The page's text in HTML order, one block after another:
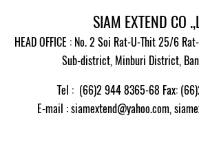
SIAM EXTEND CO
HEAD OFFICE : No. 2 Soi Rat-U-Thit 25/6
Sub-district, Minburi District,
Tel : (66)2 944 8365-68 Fax:
E-mail : siamextend@yahoo.com,